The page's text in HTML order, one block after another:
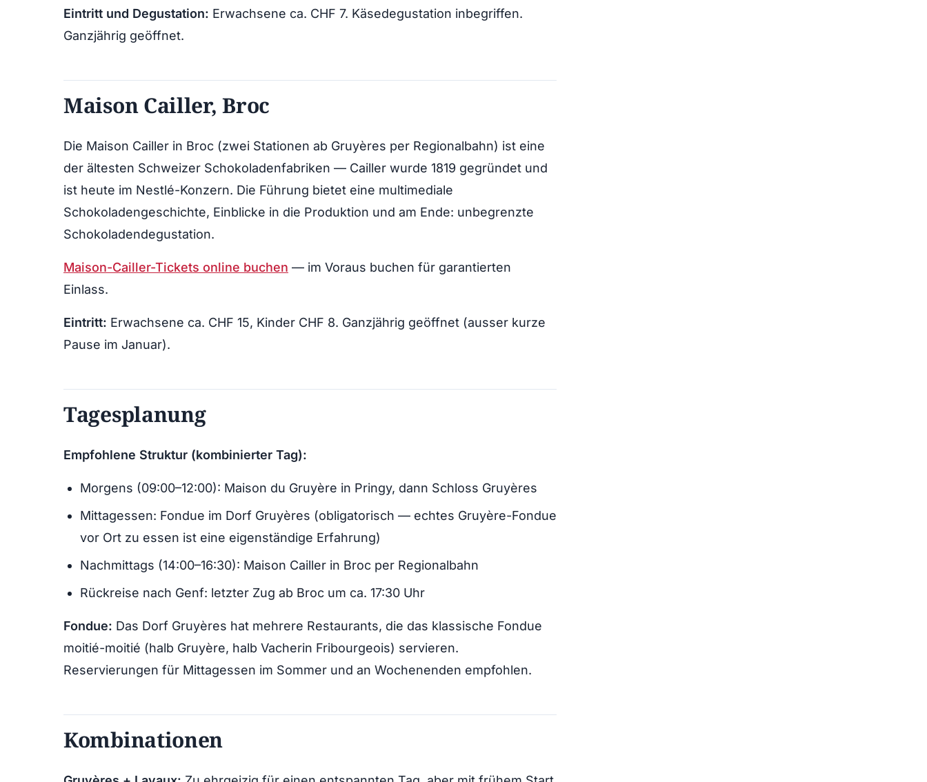
Eintritt und Degustation: Erwachsene ca. CHF 7. Käsedegustation inbegriffen.
Ganzjährig geöffnet.
Maison Cailler, Broc
Die Maison Cailler in Broc (zwei Stationen ab Gruyères per Regionalbahn) ist eine
der ältesten Schweizer Schokoladenfabriken — Cailler wurde 1819 gegründet und
ist heute im Nestlé-Konzern. Die Führung bietet eine multimediale
Schokoladengeschichte, Einblicke in die Produktion und am Ende: unbegrenzte
Schokoladendegustation.
Maison-Cailler-Tickets online buchen — im Voraus buchen für garantierten
Einlass.
Eintritt: Erwachsene ca. CHF 15, Kinder CHF 8. Ganzjährig geöffnet (ausser kurze
Pause im Januar).
Tagesplanung
Empfohlene Struktur (kombinierter Tag):
Morgens (09:00–12:00): Maison du Gruyère in Pringy, dann Schloss Gruyères
Mittagessen: Fondue im Dorf Gruyères (obligatorisch — echtes Gruyère-Fondue
vor Ort zu essen ist eine eigenständige Erfahrung)
Nachmittags (14:00–16:30): Maison Cailler in Broc per Regionalbahn
Rückreise nach Genf: letzter Zug ab Broc um ca. 17:30 Uhr
Fondue: Das Dorf Gruyères hat mehrere Restaurants, die das klassische Fondue
moitié-moitié (halb Gruyère, halb Vacherin Fribourgeois) servieren.
Reservierungen für Mittagessen im Sommer und an Wochenenden empfohlen.
Kombinationen